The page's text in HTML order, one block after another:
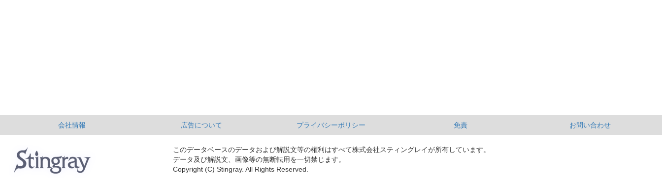
会社情報 広告について プライバシーポリシー 免責 お問い合わせ
このデータベースのデータおよび解説文等の権利はすべて株式会社スティングレイが所有しています。
データ及び解説文、画像等の無断転用を一切禁じます。
Copyright (C) Stingray. All Rights Reserved.